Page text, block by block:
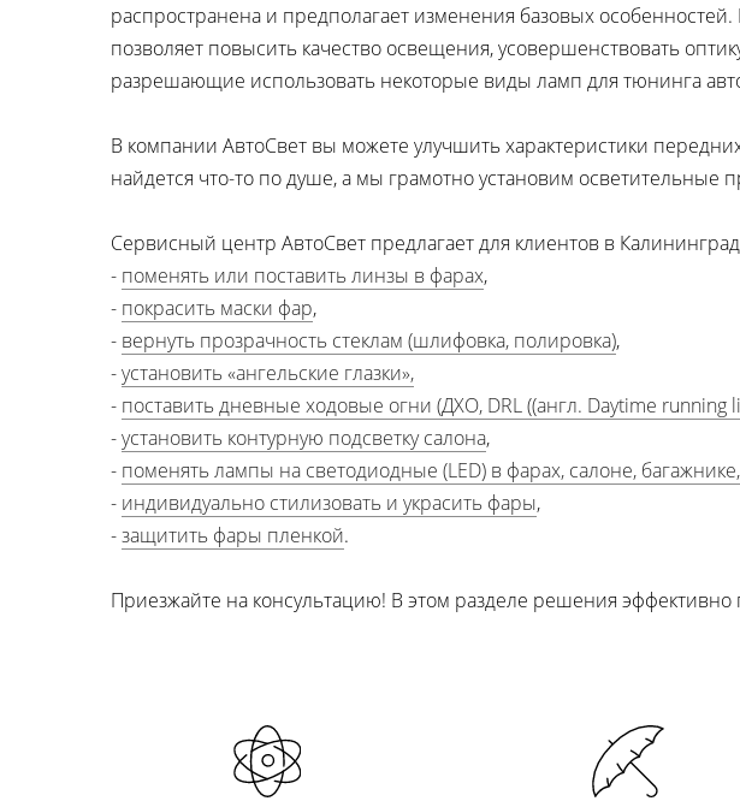
распространена и предполагает изменения базовых
позволяет повысить качество освещения, усовершенствовать
разрешающие использовать некоторые виды ламп для тюнинга
В компании АвтоСвет вы можете улучшить характеристики
найдется что-то по душе, а мы грамотно установим
Сервисный центр АвтоСвет предлагает для клиентов в
- поменять или поставить линзы в фарах,
- покрасить маски фар,
- вернуть прозрачность стеклам (шлифовка, полировка),
-установить «ангельские глазки»,
- поставить дневные ходовые огни (ДХО, DRL ((англ. Daytime running
-установить контурную подсветку салона,
- поменять лампы на светодиодные (LED) в фарах, салоне,
- индивидуально стилизовать и украсить фары,
-защитить фары пленкой.
Приезжайте на консультацию! В этом разделе решения